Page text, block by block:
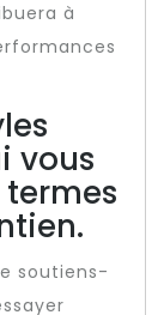
à
vous
soutiens-